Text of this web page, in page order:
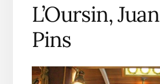
L’Oursin,
Pins